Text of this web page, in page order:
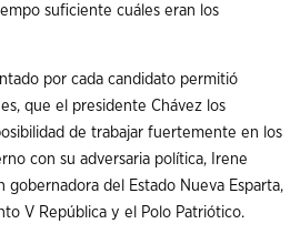
suficiente cuáles eran los
por cada candidato permitió
que el presidente Chávez los
de trabajar fuertemente en los
con su adversaria política, Irene
gobernadora del Estado Nueva Esparta,
V República y el Polo Patriótico.